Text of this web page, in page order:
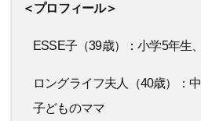
＜プロフィール＞
ESSE子（39歳）：小学5年生
ロングライフ夫人（40歳）：
子どものママ